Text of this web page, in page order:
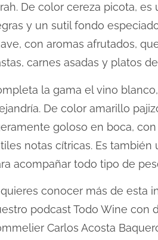
De color cereza picota,
y un sutil fondo
con aromas afrutados,
carnes asadas y platos
la gama el vino
De color amarillo
goloso en boca,
notas cítricas. Es
acompañar todo tipo de
quieres conocer más de esta
podcast Todo Wine con
Carlos Acosta